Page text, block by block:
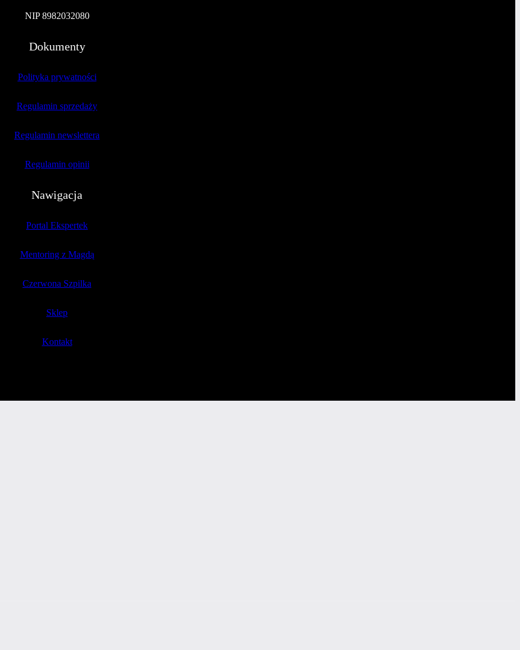
NIP 8982032080
Dokumenty
Polityka prywatności
Regulamin sprzedaży
Regulamin newslettera
Regulamin opinii
Nawigacja
Portal Ekspertek
Mentoring z Magdą
Czerwona Szpilka
Sklep
Kontakt